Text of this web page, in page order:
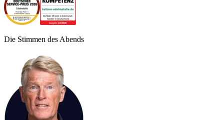
Die Stimmen des Abends